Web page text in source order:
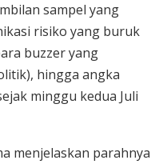
sampel yang
risiko yang buruk
buzzer yang
hingga angka
minggu kedua Juli
menjelaskan parahnya